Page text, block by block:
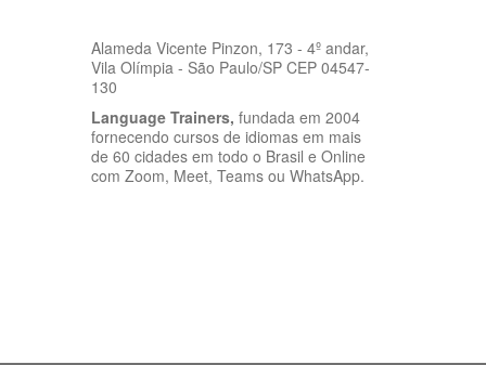
Alameda Vicente Pinzon, 173 - 4º andar,
Vila Olímpia - São Paulo/SP CEP 04547-
130
Language Trainers, fundada em 2004
fornecendo cursos de idiomas em mais
de 60 cidades em todo o Brasil e Online
com Zoom, Meet, Teams ou WhatsApp.